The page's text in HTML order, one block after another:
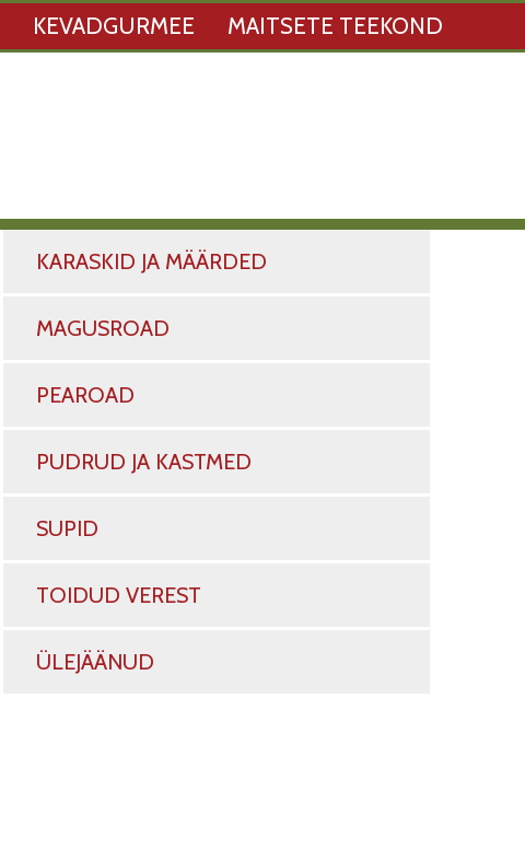
KEVADGURMEE MAITSETE TEEKOND
KARASKID JA MÄÄRDED
MAGUSROAD
PEAROAD
PUDRUD JA KASTMED
SUPID
TOIDUD VEREST
ÜLEJÄÄNUD